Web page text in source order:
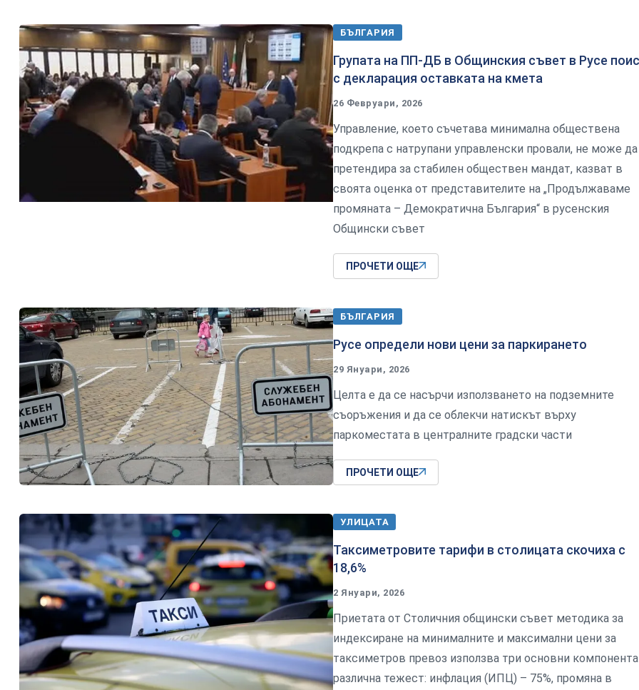
БЪЛГАРИЯ
Групата на ПП-ДБ в Общинския съвет в Русе
с декларация оставката на кмета
26 Февруари, 2026
Управление, което съчетава минимална обществена
подкрепа с натрупани управленски провали, не може да
претендира за стабилен обществен мандат, казват в
своята оценка от представителите на „Продължаваме
промяната – Демократична България“ в русенския
Общински съвет
ПРОЧЕТИ ОЩЕ
БЪЛГАРИЯ
Русе определи нови цени за паркирането
29 Януари, 2026
Целта е да се насърчи използването на подземните
съоръжения и да се облекчи натискът върху
паркоместата в централните градски части
ПРОЧЕТИ ОЩЕ
УЛИЦАТА
Таксиметровите тарифи в столицата скочиха с
18,6%
2 Януари, 2026
Приетата от Столичния общински съвет методика за
индексиране на минималните и максимални цени за
таксиметров превоз използва три основни
различна тежест: инфлация (ИПЦ) – 75%, промяна в